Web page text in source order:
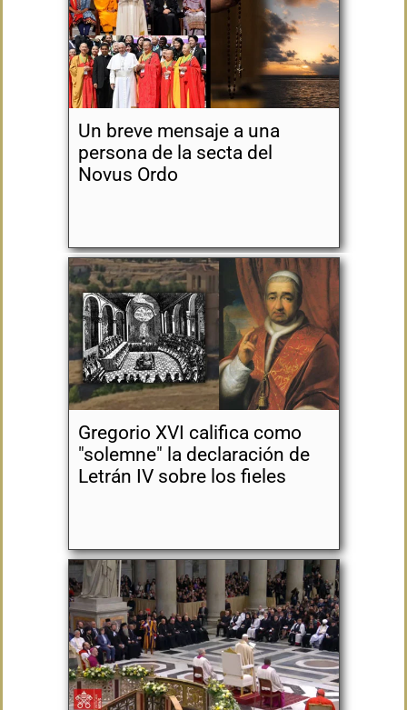
Un breve mensaje a una
persona de la secta del
Novus Ordo
Gregorio XVI califica como
"solemne" la declaración de
Letrán IV sobre los fieles